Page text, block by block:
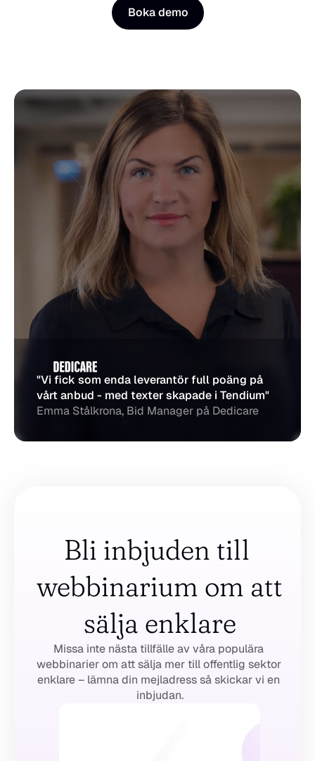
Boka demo
Bli inbjuden till
webbinarium om att
sälja enklare
Missa inte nästa tillfälle av våra populära
webbinarier om att sälja mer till offentlig sektor
enklare – lämna din mejladress så skickar vi en
inbjudan.
"Vi fick som enda leverantör full poäng på
vårt anbud - med texter skapade i Tendium"
Emma Stålkrona, Bid Manager på Dedicare